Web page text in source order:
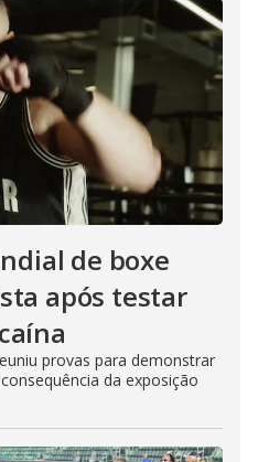
de boxe
após testar
provas para demonstrar
da exposição